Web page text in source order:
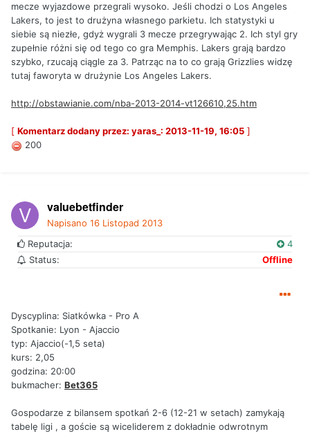
mecze wyjazdowe przegrali wysoko. Jeśli chodzi o Los Angeles
Lakers, to jest to drużyna własnego parkietu. Ich statystyki u
siebie są niezłe, gdyż wygrali 3 mecze przegrywając 2. Ich styl gry
zupełnie różni się od tego co gra Memphis. Lakers grają bardzo
szybko, rzucają ciągle za 3. Patrząc na to co grają Grizzlies widzę
tutaj faworyta w drużynie Los Angeles Lakers.
http://obstawianie.com/nba-2013-2014-vt126610,25.htm
[ Komentarz dodany przez: yaras_: 2013-11-19, 16:05 ]
200
valuebetfinder
Napisano 16 Listopad 2013
Reputacja:
4
Status:
Offline
Dyscyplina: Siatkówka - Pro A
Spotkanie: Lyon - Ajaccio
typ: Ajaccio(-1,5 seta)
kurs: 2,05
godzina: 20:00
bukmacher: Bet365
Gospodarze z bilansem spotkań 2-6 (12-21 w setach) zamykają
tabelę ligi , a goście są wiceliderem z dokładnie odwrotnym